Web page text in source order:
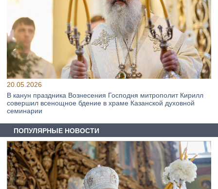
20.05.2026
В канун праздника Вознесения Господня митрополит Кирилл
совершил всенощное бдение в храме Казанской духовной
семинарии
ПОПУЛЯРНЫЕ НОВОСТИ